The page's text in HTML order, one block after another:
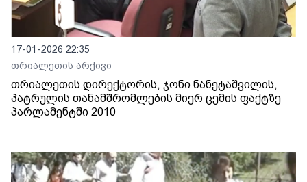
17-01-2026 22:35
თრიალეთის არქივი
თრიალეთის დირექტორის, ჯონი ნანეტაშვილის,
პატრულის თანამშრომლების მიერ ცემის ფაქტზე
პარლამენტში 2010